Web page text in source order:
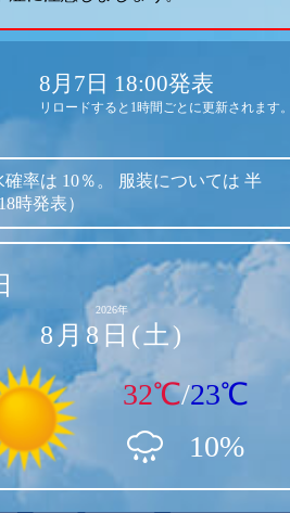
8月7日 18:00発表
リロードすると1時間ごとに更新されます。
確率は 10％。 服装については 半
時発表）
2026年
8月8日(土)
32℃/23℃
10%